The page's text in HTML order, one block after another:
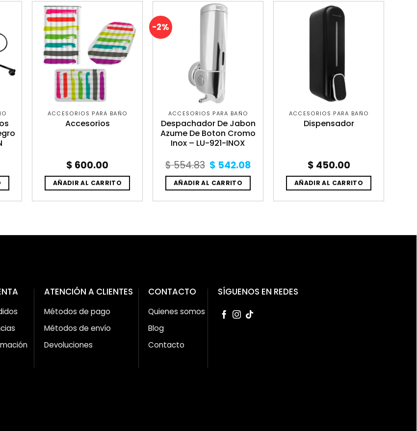
ACCESORIOS PARA BAÑO
Accesorios
$ 600.00
AÑADIR AL CARRITO
-2%
ACCESORIOS PARA BAÑO
Despachador De Jabon
Azume De Boton Cromo
Inox – LU-921-INOX
$554.83 Original
price
was:
$ 554.83.
$ 542.08Current
price
$ 542.08.
AÑADIR AL CARRITO
ACCESORIOS PARA BAÑO
Dispensador
$ 450.00
AÑADIR AL CARRITO
ATENCIÓN A CLIENTES
Métodos de pago
Métodos de envío
Devoluciones
CONTACTO
Quienes somos
Blog
Contacto
SÍGUENOS EN REDES